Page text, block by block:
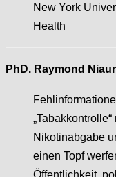
New York
Health
PhD. Raymond
Nikotinabgabe
einen Topf